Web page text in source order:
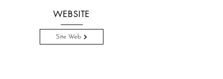
WEBSITE
Site Web